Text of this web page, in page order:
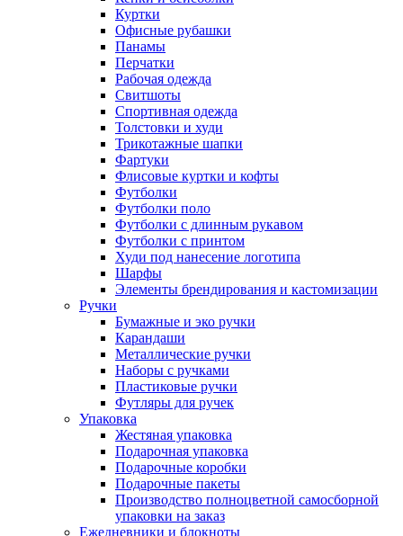
Куртки
Офисные рубашки
Панамы
Перчатки
Рабочая одежда
Свитшоты
Спортивная одежда
Толстовки и худи
Трикотажные шапки
Фартуки
Флисовые куртки и кофты
Футболки
Футболки поло
Футболки с длинным рукавом
Футболки с принтом
Худи под нанесение логотипа
Шарфы
Элементы брендирования и кастомизации
Ручки
Бумажные и эко ручки
Карандаши
Металлические ручки
Наборы с ручками
Пластиковые ручки
Футляры для ручек
Упаковка
Жестяная упаковка
Подарочная упаковка
Подарочные коробки
Подарочные пакеты
Производство полноцветной самосборной
упаковки на заказ
Ежедневники и блокноты